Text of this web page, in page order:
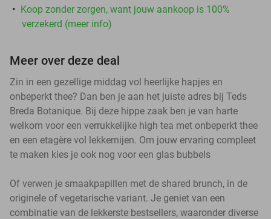
Koop zonder zorgen, want jouw aankoop is 100%
verzekerd (meer info)
Meer over deze deal
Zin in een gezellige middag vol heerlijke hapjes en
onbeperkt thee? Dan ben je aan het juiste adres bij Teds
Breda Botanique. Bij deze hippe zaak ben je van harte
welkom voor een verrukkelijke high tea met onbeperkt thee
en een etagère vol lekkernijen. Om jouw ervaring compleet
te maken kies je ook nog voor een glas bubbels
Of verwen je smaakpapillen met de shared brunch, in de
originele of vegetarische variant. Je geniet van een
combinatie van de lekkerste bestsellers, waaronder diverse